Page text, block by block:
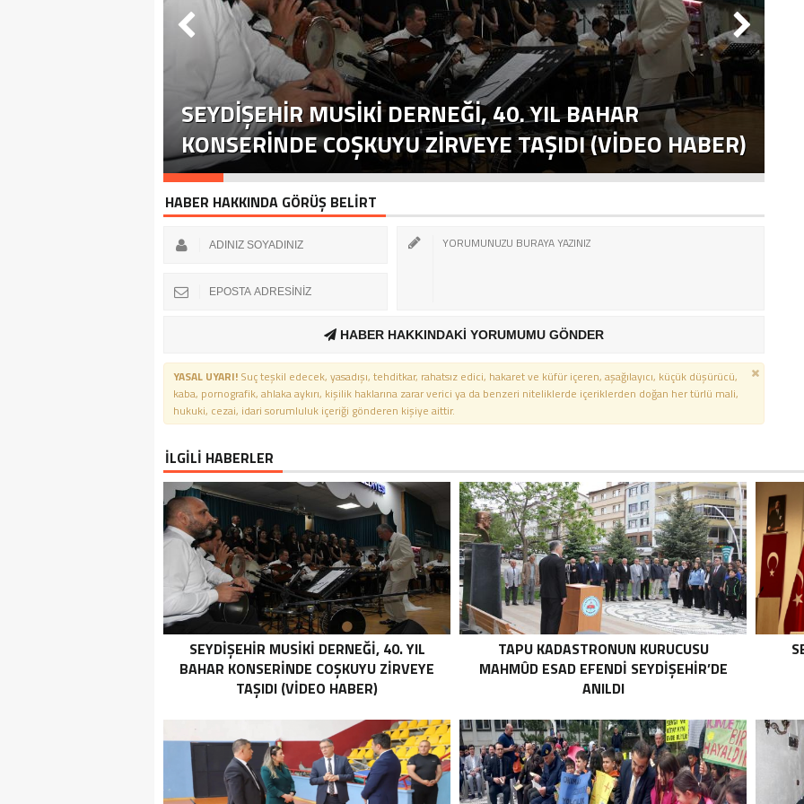
SEYDIŞEHIR MUSIKI DERNEĞI, 40. YIL BAHAR
KONSERINDE COŞKUYU ZIRVEYE TAŞIDI (VİDEO HABER)
HABER HAKKINDA GÖRÜŞ BELİRT
HABER HAKKINDAKİ YORUMUMU GÖNDER
YASAL UYARI! Suç teşkil edecek, yasadışı, tehditkar, rahatsız edici, hakaret ve küfür içeren, aşağılayıcı, küçük düşürücü,
kaba, pornografik, ahlaka aykırı, kişilik haklarına zarar verici ya da benzeri niteliklerde içeriklerden doğan her türlü mali,
hukuki, cezai, idari sorumluluk içeriği gönderen kişiye aittir.
İLGİLİ HABERLER
SEYDIŞEHIR MUSIKI DERNEĞI, 40. YIL
BAHAR KONSERINDE COŞKUYU ZIRVEYE
TAŞIDI (VİDEO HABER)
TAPU KADASTRONUN KURUCUSU
MAHMÛD ESAD EFENDI SEYDIŞEHIR’DE
ANILDI